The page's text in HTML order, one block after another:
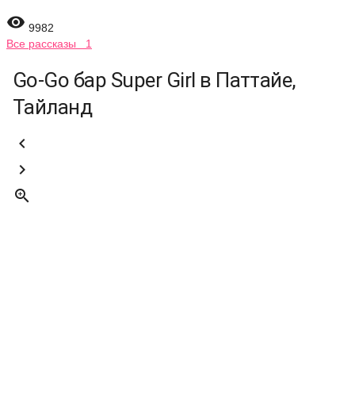
 9982
Все рассказы 1
Go-Go бар Super Girl в Паттайе,
Тайланд


